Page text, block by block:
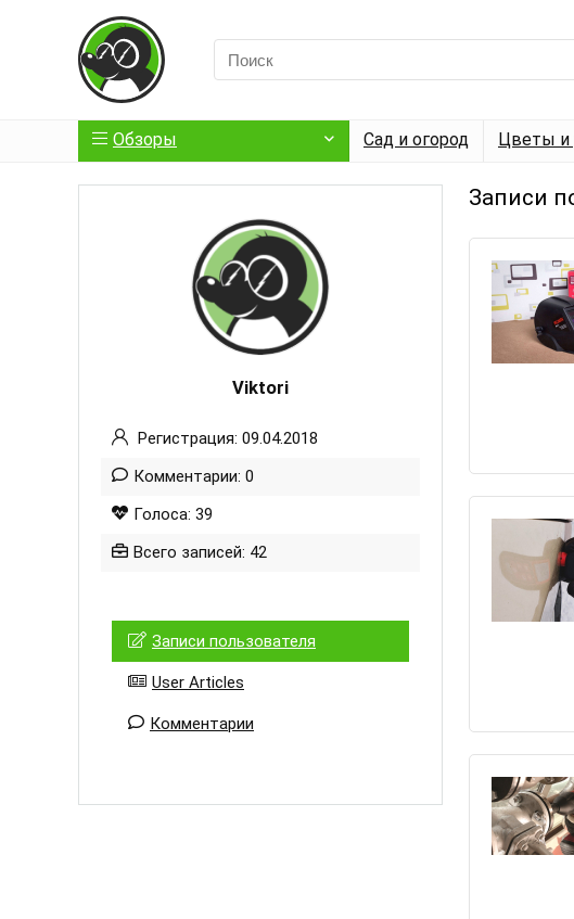
Обзоры Сад и огород Цветы и
Viktori
Регистрация: 09.04.2018
Комментарии: 0
Голоса: 39
Всего записей: 42
Записи пользователя
User Articles
Комментарии
Записи